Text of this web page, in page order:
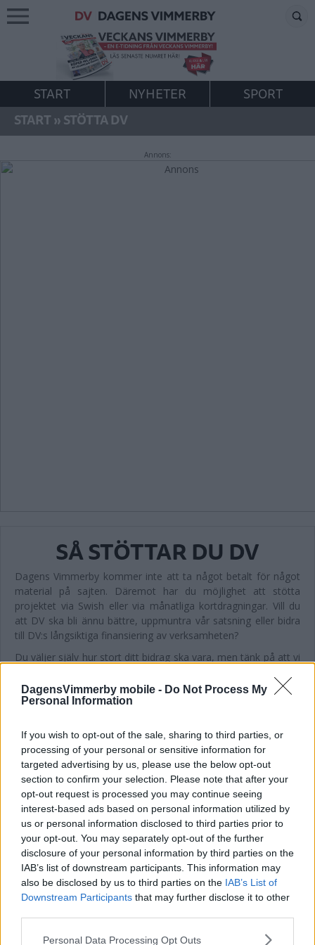
DagensVimmerby mobile - Do Not Process My
Personal Information
If you wish to opt-out of the sale, sharing to third parties, or
processing of your personal or sensitive information for
targeted advertising by us, please use the below opt-out
section to confirm your selection. Please note that after your
opt-out request is processed you may continue seeing
interest-based ads based on personal information utilized by
us or personal information disclosed to third parties prior to
your opt-out. You may separately opt-out of the further
disclosure of your personal information by third parties on the
IAB’s list of downstream participants. This information may
also be disclosed by us to third parties on the IAB’s List of
Downstream Participants that may further disclose it to other
Please note that this website/app uses one or more Google
Personal Data Processing Opt Outs
START NYHETER
SPORT
START»STÖTTA DV
Annons:
SÅ STÖTTAR DU DV
Dagens Vimmerby kommer inte att ta något betalt för något
material på sajten. Däremot har du möjlighet att stötta
projektet via Swish eller via månatliga kortdragningar. Vill du
att DV ska bli ännu bättre, uppmuntra vår satsning eller bidra
till DV:s långsiktiga finansiering av verksamheten?
Du väljer själv hur stort ditt bidrag ska vara, men tänk på att vi
är 123 006 96 25.
Månatlig DV-supporter blir du genom att klicka här.
Tack för att du stöttar Vimmerbys moderna tidning!
Dagens Vimmerbys redaktion
SENASTE
Positiv nyhet: antalet inbrott och stölder dyker
Fina initiativet för legenden – "Jag blev verkligen rörd över det"
DEBATT: Trygghet är den viktigaste jämställdhetsfrågan
Solcellsparken fick nej – nu har företaget överklagat
Hade anabola steroider i köksskåpet – man från Vimmerby